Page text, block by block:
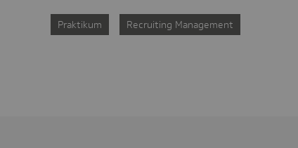
Praktikum Recruiting Management